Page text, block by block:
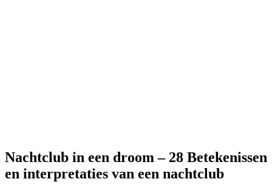
Nachtclub in een droom – 28 Betekenissen
en interpretaties van een nachtclub